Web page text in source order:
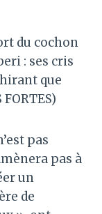
du cochon
: ses cris
que
pas
pas à
un
de